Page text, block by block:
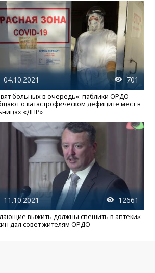
04.10.2021 701
больных в очередь»: паблики ОРДО
о катастрофическом дефиците мест в
«ДНР»
11.10.2021 12661
выжить должны спешить в аптеки»:
дал совет жителям ОРДО